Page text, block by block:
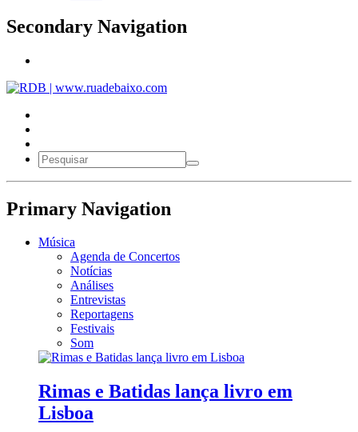
Secondary Navigation
Primary Navigation
Música
Agenda de Concertos
Notícias
Análises
Entrevistas
Reportagens
Festivais
Som
Rimas e Batidas lança livro em
Lisboa